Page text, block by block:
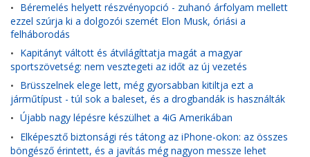
• Béremelés helyett részvényopció - zuhanó árfolyam mellett
ezzel szúrja ki a dolgozói szemét Elon Musk, óriási a
felháborodás
• Kapitányt váltott és átvilágíttatja magát a magyar
sportszövetség: nem vesztegeti az időt az új vezetés
• Brüsszelnek elege lett, még gyorsabban kitiltja ezt a
járműtípust - túl sok a baleset, és a drogbandák is használták
• Újabb nagy lépésre készülhet a 4iG Amerikában
• Elképesztő biztonsági rés tátong az iPhone-okon: az összes
böngésző érintett, és a javítás még nagyon messze lehet